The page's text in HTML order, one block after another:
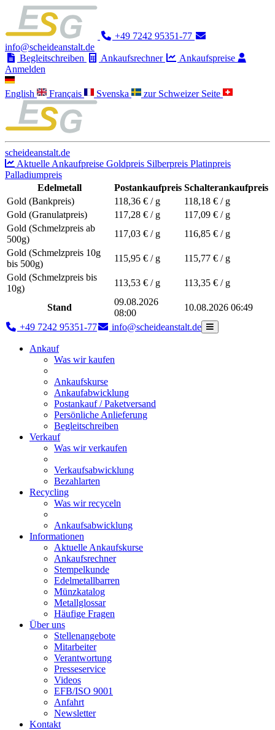
+49 7242 95351-77
info@scheideanstalt.de
Begleitschreiben
Ankaufsrechner
Ankaufspreise
Anmelden
English Français Svenska zur Schweizer Seite
scheideanstalt.de
Aktuelle Ankaufpreise Goldpreis Silberpreis Platinpreis
Palladiumpreis
Edelmetall
Postankaufpreis Schalterankaufpreis
Gold (Bankpreis)
118,36 € / g 118,18 € / g
Gold (Granulatpreis)
117,28 € / g 117,09 € / g
Gold (Schmelzpreis ab
500g)
117,03 € / g 116,85 € / g
Gold (Schmelzpreis 10g
bis 500g)
115,95 € / g 115,77 € / g
Gold (Schmelzpreis bis
10g)
113,53 € / g 113,35 € / g
Stand
09.08.2026
08:00
10.08.2026 06:49
+49 7242 95351-77 info@scheideanstalt.de
Ankauf
Was wir kaufen
Ankaufskurse
Ankaufabwicklung
Postankauf / Paketversand
Persönliche Anlieferung
Begleitschreiben
Verkauf
Was wir verkaufen
Verkaufsabwicklung
Bezahlarten
Recycling
Was wir recyceln
Ankaufsabwicklung
Informationen
Aktuelle Ankaufskurse
Ankaufsrechner
Stempelkunde
Edelmetallbarren
Münzkatalog
Metallglossar
Häufige Fragen
Über uns
Stellenangebote
Mitarbeiter
Verantwortung
Presseservice
Videos
EFB/ISO 9001
Anfahrt
Newsletter
Kontakt